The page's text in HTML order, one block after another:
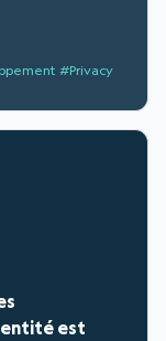
#Privacy
est